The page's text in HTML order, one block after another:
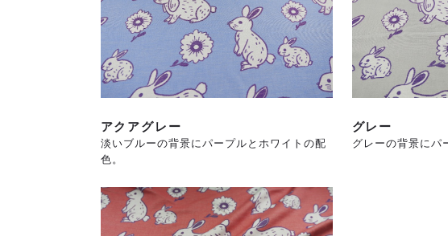
アクアグレー
淡いブルーの背景にパープルとホワイトの配
色。
グレー
グレーの背景にパ